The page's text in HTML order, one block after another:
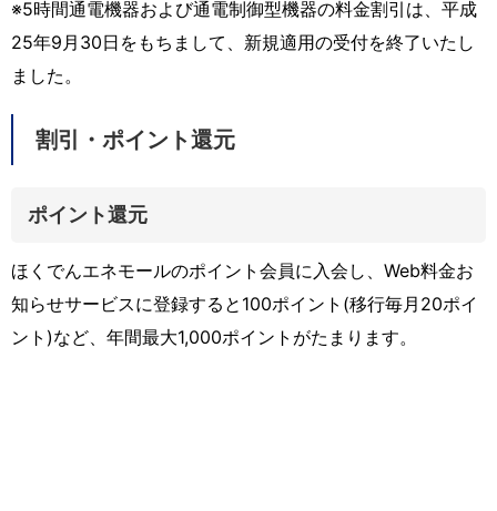
※5時間通電機器および通電制御型機器の料金割引は、平成
25年9月30日をもちまして、新規適用の受付を終了いたし
ました。
割引・ポイント還元
ポイント還元
ほくでんエネモールのポイント会員に入会し、Web料金お
知らせサービスに登録すると100ポイント(移行毎月20ポイ
ント)など、年間最大1,000ポイントがたまります。